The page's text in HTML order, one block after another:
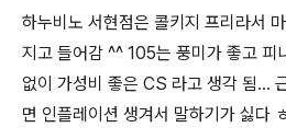
하누비노 서현점은 콜키지 프리라서
지고 들어감 ^^ 105는 풍미가 좋고 피
없이 가성비 좋은 CS 라고 생각 됨...
면 인플레이션 생겨서 말하기가 싫다